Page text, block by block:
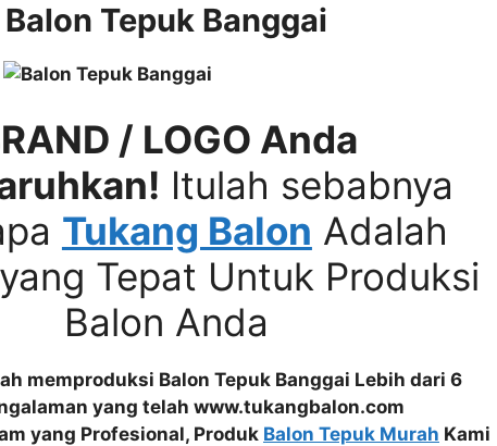
Balon Tepuk Banggai
/ LOGO Anda
Itulah sebabnya
Tukang Balon Adalah
Tepat Untuk Produksi
Balon Anda
memproduksi Balon Tepuk Banggai Lebih dari 6
yang telah www.tukangbalon.com
yang Profesional, Produk Balon Tepuk Murah Kami